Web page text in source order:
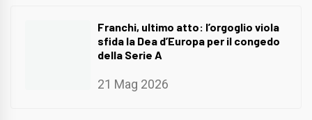
Franchi, ultimo atto: l’orgoglio viola
sfida la Dea d’Europa per il congedo
della Serie A
21 Mag 2026